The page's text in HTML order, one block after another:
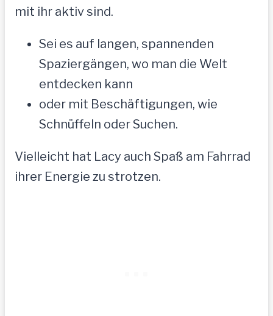
mit ihr aktiv sind.
Sei es auf langen, spannenden
Spaziergängen, wo man die Welt
entdecken kann
oder mit Beschäftigungen, wie
Schnüffeln oder Suchen.
Vielleicht hat Lacy auch Spaß am Fahrrad
ihrer Energie zu strotzen.